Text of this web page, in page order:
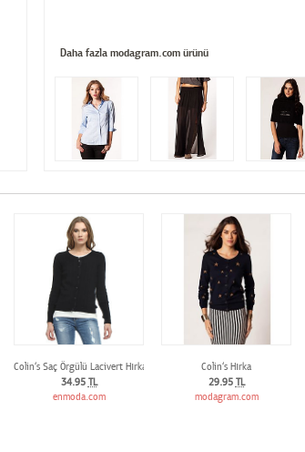
Daha fazla modagram.com ürünü
Colin‘s Saç Örgülü Lacivert Hırka
34.95 TL
enmoda.com
Colin‘s Hırka
29.95 TL
modagram.com